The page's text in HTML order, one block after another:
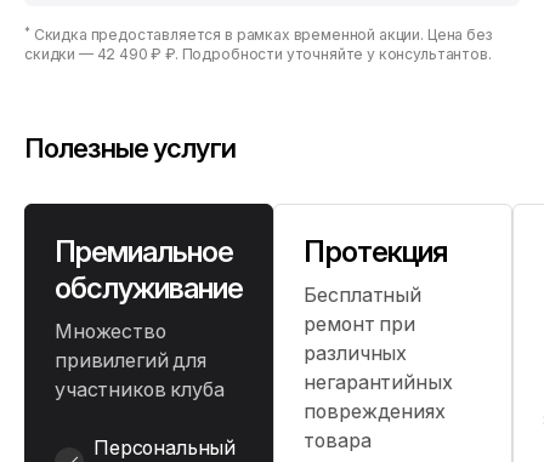
* Скидка предоставляется в рамках временной акции. Цена без
скидки — 42 490 ₽ ₽. Подробности уточняйте у консультантов.
Полезные услуги
Премиальное
обслуживание
Множество
привилегий для
участников клуба
Персональный
Протекция
Бесплатный
ремонт при
различных
негарантийных
повреждениях
товара